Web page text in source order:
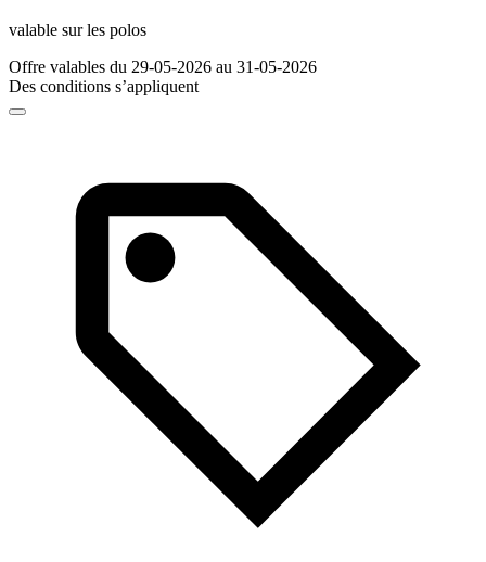
valable sur les polos
Offre valables du 29-05-2026 au 31-05-2026
Des conditions s’appliquent